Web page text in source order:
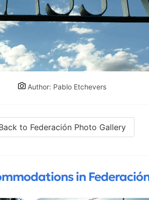
Author: Pablo Etchevers
to Federación Photo Gallery
in